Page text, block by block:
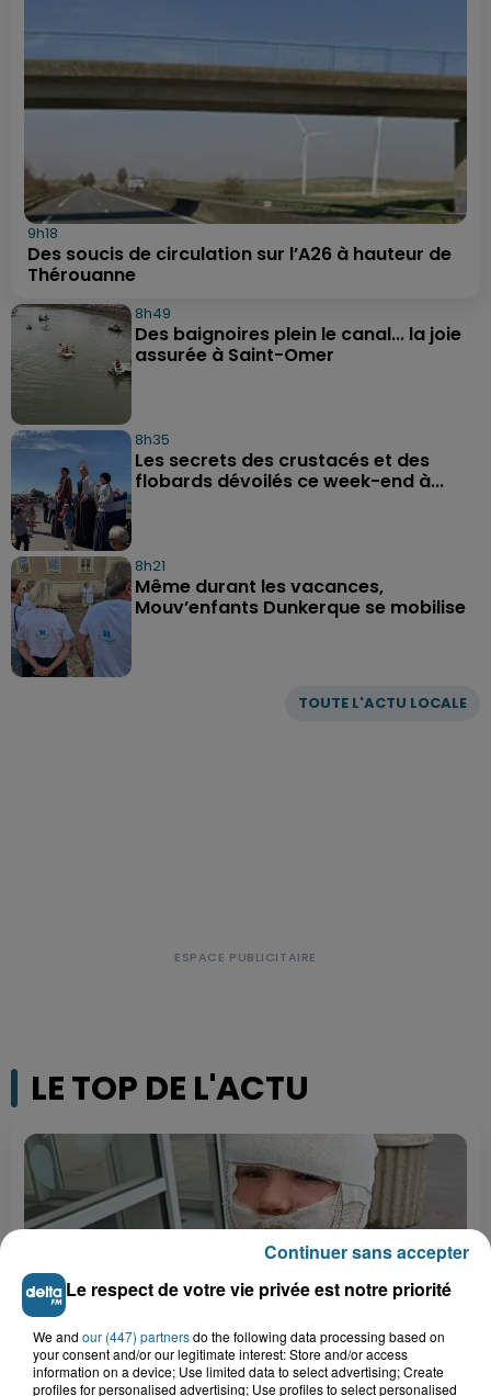
TOUTE L'ACTU LOCALE
9h18
Des soucis de circulation sur l’A26 à hauteur de
Thérouanne
8h49
Des baignoires plein le canal... la joie
assurée à Saint-Omer
8h35
Les secrets des crustacés et des
flobards dévoilés ce week-end à...
8h21
Même durant les vacances,
Mouv’enfants Dunkerque se mobilise
LE TOP DE L'ACTU
Le respect de votre vie privée est notre priorité
We and our (447) partnersdo the following data processing based on
your consent and/or our legitimate interest: Store and/or access
information on a device; Use limited data to select advertising; Create
profiles for personalised advertising; Use profiles to select personalised
Continuer sans accepter